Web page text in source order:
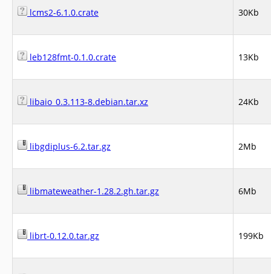
lcms2-6.1.0.crate 30Kb
leb128fmt-0.1.0.crate 13Kb
libaio_0.3.113-8.debian.tar.xz 24Kb
libgdiplus-6.2.tar.gz 2Mb
libmateweather-1.28.2.gh.tar.gz 6Mb
librt-0.12.0.tar.gz 199Kb